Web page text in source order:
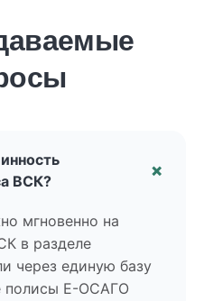
ВСК?
мгновенно на
в разделе
через единую базу
полисы Е-ОСАГО